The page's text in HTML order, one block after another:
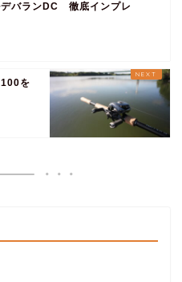
バランDC 徹底インプレ
を